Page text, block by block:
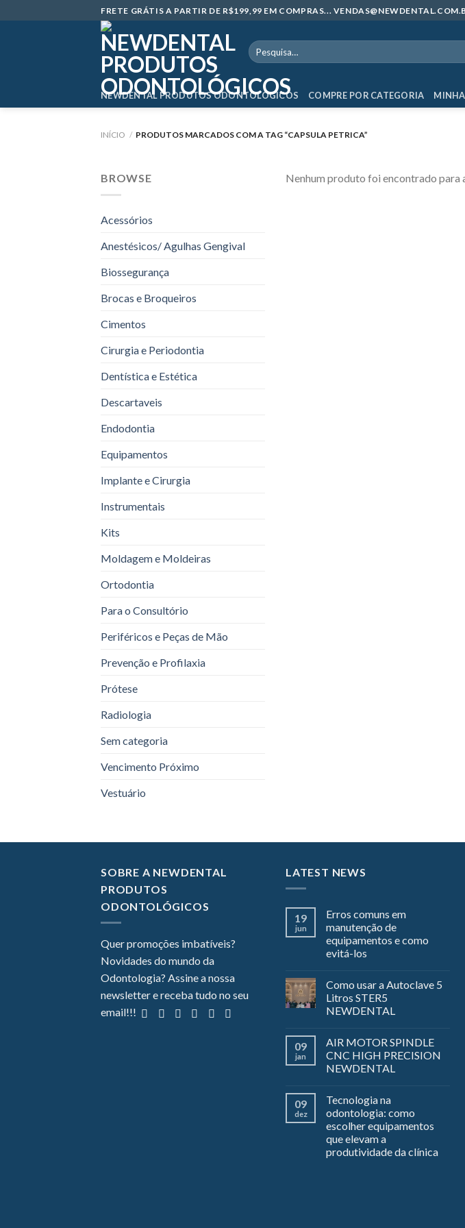
to
FRETE GRÁTIS A PARTIR DE R$199,99 EM COMPRAS...
Pesquisar
por:
NEWDENTAL PRODUTOS ODONTOLÓGICOS COMPRE POR CATEGORIA
INÍCIO / PRODUTOS MARCADOS COM A TAG “CAPSULA PETRICA”
BROWSE
Acessórios
Anestésicos/ Agulhas Gengival
Biossegurança
Brocas e Broqueiros
Cimentos
Cirurgia e Periodontia
Dentística e Estética
Descartaveis
Endodontia
Equipamentos
Implante e Cirurgia
Instrumentais
Kits
Moldagem e Moldeiras
Ortodontia
Para o Consultório
Periféricos e Peças de Mão
Prevenção e Profilaxia
Prótese
Radiologia
Sem categoria
Vencimento Próximo
Vestuário
Nenhum produto foi encontrado para
SOBRE A NEWDENTAL
PRODUTOS
ODONTOLÓGICOS
Quer promoções imbatíveis?
Novidades do mundo da
Odontologia? Assine a nossa
newsletter e receba tudo no seu
email!!!
LATEST NEWS
19
jun
Erros comuns em
manutenção de
equipamentos e como
evitá-los
Como usar a Autoclave 5
Litros STER5
NEWDENTAL
09
jan
AIR MOTOR SPINDLE
CNC HIGH PRECISION
NEWDENTAL
09
dez
Tecnologia na
odontologia: como
escolher equipamentos
que elevam a
produtividade da clínica